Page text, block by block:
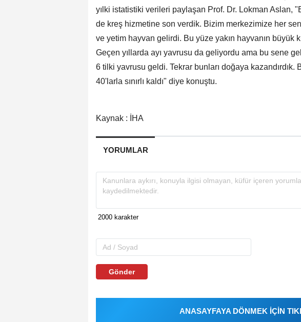
yılki istatistiki verileri paylaşan Prof. Dr. Lokman Aslan,
de kreş hizmetine son verdik. Bizim merkezimize her
ve yetim hayvan gelirdi. Bu yüze yakın hayvanın büyük
Geçen yıllarda ayı yavrusu da geliyordu ama bu sene
6 tilki yavrusu geldi. Tekrar bunları doğaya kazandırdık.
40'larla sınırlı kaldı" diye konuştu.
Kaynak : İHA
YORUMLAR
Gönder
ANASAYFAYA DÖNMEK İÇİN